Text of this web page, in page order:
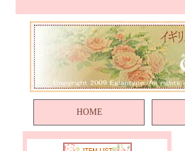
HOME